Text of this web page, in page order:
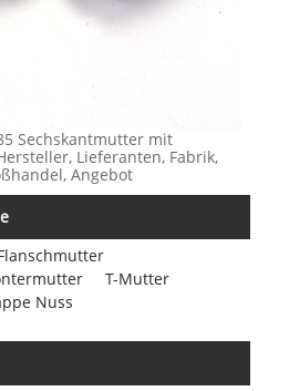
Sechskantmutter mit
Lieferanten, Fabrik,
Angebot
T-Mutter
Nuss